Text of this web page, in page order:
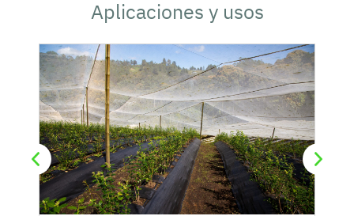
Aplicaciones y usos